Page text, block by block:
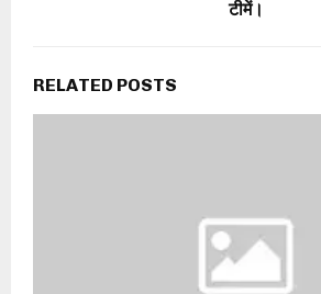
टीमें।
RELATED POSTS